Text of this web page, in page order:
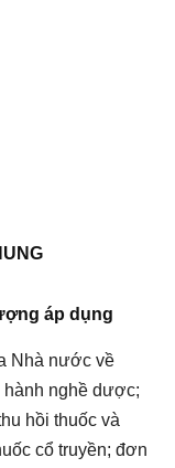
áp dụng
Nhà nước về
nghề dược;
hồi thuốc và
cổ truyền; đơn